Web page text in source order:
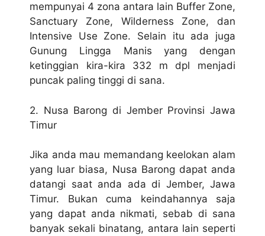
mempunyai 4 zona antara lain Buffer Zone,
Sanctuary Zone, Wilderness Zone, dan
Intensive Use Zone. Selain itu ada juga
Gunung Lingga Manis yang dengan
ketinggian kira-kira 332 m dpl menjadi
puncak paling tinggi di sana.
2. Nusa Barong di Jember Provinsi Jawa
Timur
Jika anda mau memandang keelokan alam
yang luar biasa, Nusa Barong dapat anda
datangi saat anda ada di Jember, Jawa
Timur. Bukan cuma keindahannya saja
yang dapat anda nikmati, sebab di sana
banyak sekali binatang, antara lain seperti